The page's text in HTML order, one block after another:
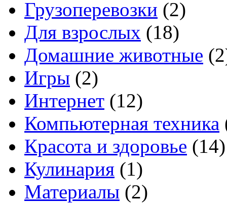
Грузоперевозки (2)
Для взрослых (18)
Домашние животные
Игры (2)
Интернет (12)
Компьютерная техника
Красота и здоровье (14)
Кулинария (1)
Материалы (2)